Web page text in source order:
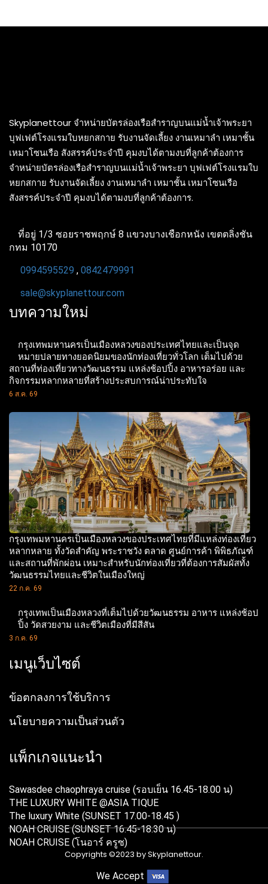
Skyplanettour จำหน่ายบัตรล่องเรือสำราญบนแม่น้ำเจ้าพระยา
บุฟเฟต์โรงแรมใบหยกสกาย รับงานจัดเลี้ยง งานเหมาลำ เหมาชั้น
เหมาโซนเรือ สังสรรค์ประจำปี คุมงบได้ตามงบที่ลูกค้าต้องการ
จำหน่ายบัตรล่องเรือสำราญบนแม่น้ำเจ้าพระยา บุฟเฟต์โรงแรมใบ
หยกสกาย รับงานจัดเลี้ยง งานเหมาลำ เหมาชั้น เหมาโซนเรือ
สังสรรค์ประจำปี คุมงบได้ตามงบที่ลูกค้าต้องการ.
ที่อยู่ 1/3 ซอยราชพฤกษ์ 8 แขวงบางเชือกหนัง เขตตลิ่งชัน
กทม 10170
0994595529 , 0842479991
sale@skyplanettour.com
บทความใหม่
กรุงเทพมหานครเป็นเมืองหลวงของประเทศไทยและเป็นจุด
หมายปลายทางยอดนิยมของนักท่องเที่ยวทั่วโลก เต็มไปด้วย
สถานที่ท่องเที่ยวทางวัฒนธรรม แหล่งช้อปปิ้ง อาหารอร่อย และ
กิจกรรมหลากหลายที่สร้างประสบการณ์น่าประทับใจ
6 ส.ค. 69
กรุงเทพมหานครเป็นเมืองหลวงของประเทศไทยที่มีแหล่งท่องเที่ยว
หลากหลาย ทั้งวัดสำคัญ พระราชวัง ตลาด ศูนย์การค้า พิพิธภัณฑ์
และสถานที่พักผ่อน เหมาะสำหรับนักท่องเที่ยวที่ต้องการสัมผัสทั้ง
วัฒนธรรมไทยและชีวิตในเมืองใหญ่
22 ก.ค. 69
กรุงเทพเป็นเมืองหลวงที่เต็มไปด้วยวัฒนธรรม อาหาร แหล่งช้อป
ปิ้ง วัดสวยงาม และชีวิตเมืองที่มีสีสัน
3 ก.ค. 69
เมนูเว็บไซต์
ข้อตกลงการใช้บริการ
นโยบายความเป็นส่วนตัว
แพ็กเกจแนะนำ
Sawasdee chaophraya cruise (รอบเย็น 16.45-18.00 น)
THE LUXURY WHITE @ASIA TIQUE
The luxury White (SUNSET 17.00-18.45 )
NOAH CRUISE (SUNSET 16.45-18.30 น)
NOAH CRUISE (โนอาร์ ครูซ)
Copyrights ©2023 by Skyplanettour.
We Accept